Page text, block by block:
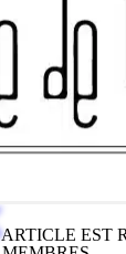
EST